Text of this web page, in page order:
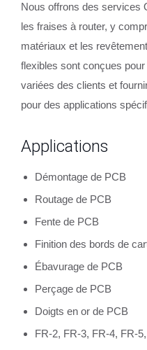
Nous offrons des services
les fraises à router, y
matériaux et les
flexibles sont conçues
variées des clients et
pour des applications
Applications
Démontage de PCB
Routage de PCB
Fente de PCB
Finition des bords de
Ébavurage de PCB
Perçage de PCB
Doigts en or de PCB
FR-2, FR-3, FR-4, FR-